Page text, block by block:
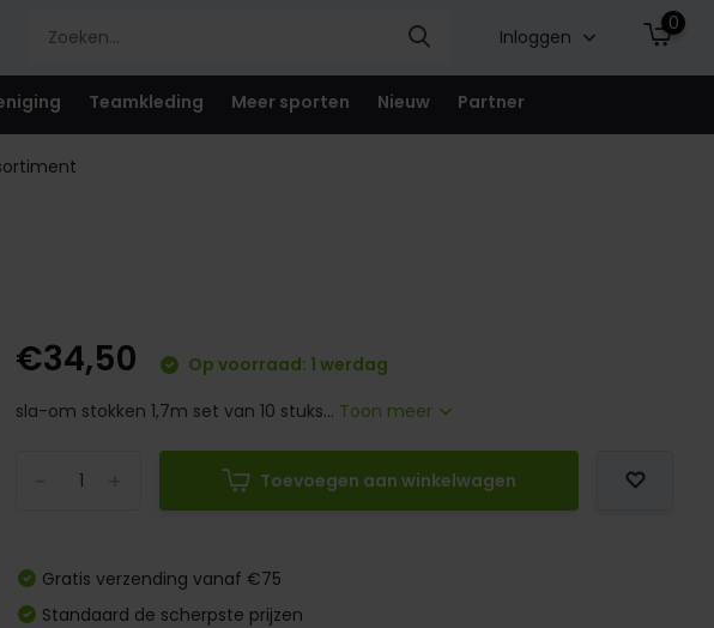
Inloggen
0
Teamkleding Meer sporten Nieuw Partner
€34,50
Op voorraad: 1 werdag
sla-om stokken 1,7m set van 10 stuks... Toon meer
Toevoegen aan winkelwagen
Gratis verzending vanaf €75
Standaard de scherpste prijzen